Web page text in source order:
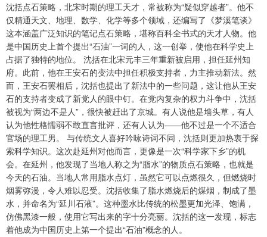
沈括点石策略，北宋时期的理工天才，常被称为“疑似穿越者”。他不
仅精通天文、地理、数学、化学等多个领域，还编写了《梦溪笔谈》
这本涵盖广泛知识的笔记点石策略，堪称百科全书式的天才人物。他
是中国历史上首个提出“石油”一词的人，这一创举，使他在科学史上
占据了独特的地位。 沈括在北宋元丰三年重新被启用，担任延州知
府。此前，他在王安石的变法中担任积极支持者，力主推动新法。然
而，王安石罢相后，沈括也提出了新法中的一些问题，这让他从王安
石的支持者变成了新党人的眼中钉。在党内复杂的权力斗争中，沈括
被视为“两边不是人”，很快被赶出了京城。有人说他是墙头草，有人
认为他性格懦弱不敢直言批评，还有人认为——他不过是一个不适合
官场的理工男。 与传统文人喜好吟咏诗词不同，沈括则更加热衷于探
索科学知识。这次赴延州对他而言，更像是一次“科学家下乡”的机
会。在延州，他发现了当地人称之为“脂水”的物质点石策略，也就是
今天的石油。当地人常用脂水点灯，虽然它可以点燃很久，但燃烧时
烟雾弥漫，令人难以忍受。沈括收集了脂水燃烧后的煤烟，制成了墨
水，并命名为“延川石液”。这种墨水比传统的松墨更加光泽、饱满，
仿佛黑漆一般，使用它写出来的字十分亮丽。沈括的这一发现，标志
着他成为中国历史上第一个提出“石油”概念的人。